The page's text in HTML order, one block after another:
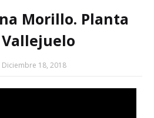
Morillo. Planta
Diciembre 18, 2018